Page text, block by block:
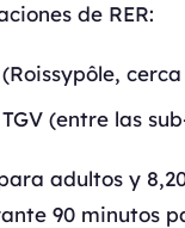
de RER:
(entre las
adultos y
90 minutos